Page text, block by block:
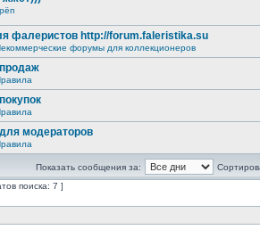
фалеристов http://forum.faleristika.su
форумы для коллекционеров
модераторов
Показать сообщения за:
поиска: 7 ]